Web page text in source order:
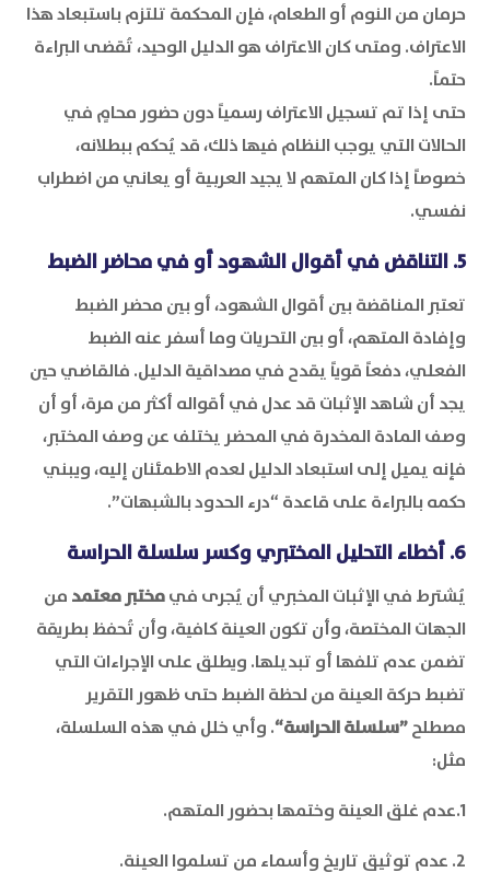
حرمان من النوم أو الطعام، فإن المحكمة تلتزم باستبعاد هذا
الاعتراف. ومتى كان الاعتراف هو الدليل الوحيد، تُقضى البراءة
حتماً.
حتى إذا تم تسجيل الاعتراف رسمياً دون حضور محامٍ في
الحالات التي يوجب النظام فيها ذلك، قد يُحكم ببطلانه،
خصوصاً إذا كان المتهم لا يجيد العربية أو يعاني من اضطراب
نفسي.
5. التناقض في أقوال الشهود أو في محاضر الضبط
تعتبر المناقضة بين أقوال الشهود، أو بين محضر الضبط
وإفادة المتهم، أو بين التحريات وما أسفر عنه الضبط
الفعلي، دفعاً قوياً يقدح في مصداقية الدليل. فالقاضي حين
يجد أن شاهد الإثبات قد عدل في أقواله أكثر من مرة، أو أن
وصف المادة المخدرة في المحضر يختلف عن وصف المختبر،
فإنه يميل إلى استبعاد الدليل لعدم الاطمئنان إليه، ويبني
حكمه بالبراءة على قاعدة “درء الحدود بالشبهات”.
6. أخطاء التحليل المختبري وكسر سلسلة الحراسة
يُشترط في الإثبات المخبري أن يُجرى فيمختبر معتمد من
الجهات المختصة، وأن تكون العينة كافية، وأن تُحفظ بطريقة
تضمن عدم تلفها أو تبديلها. ويطلق على الإجراءات التي
تضبط حركة العينة من لحظة الضبط حتى ظهور التقرير
مصطلح”سلسلة الحراسة“. وأي خلل في هذه السلسلة،
مثل:
1.عدم غلق العينة وختمها بحضور المتهم.
2. عدم توثيق تاريخ وأسماء من تسلموا العينة.